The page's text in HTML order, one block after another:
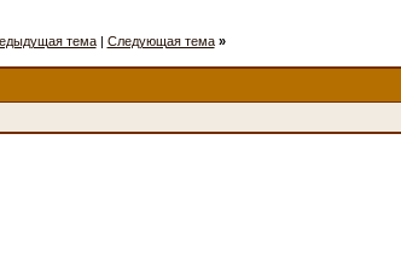
тема| Следующая тема »